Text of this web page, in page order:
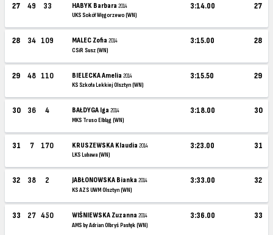
27 49 33 HABYK Barbara2014
UKS Sokół Węgorzewo (WN)
3:14.00 27
28 34 109 MALEC Zofia2014
CSiR Susz (WN)
3:15.00 28
29 48 110 BIELECKA Amelia2014
KS Szkoła Lekkiej Olsztyn (WN)
3:15.50 29
30 36 4 BAŁDYGA Iga2014
MKS Truso Elbląg (WN)
3:18.00 30
31 7 170 KRUSZEWSKA Klaudia2014
LKS Lubawa (WN)
3:23.00 31
32 38 2 JABŁONOWSKA Bianka2014
KS AZS UWM Olsztyn (WN)
3:33.00 32
33 27 450 WIŚNIEWSKA Zuzanna2014
AMS by Adrian Olbryś Pasłęk (WN)
3:36.00 33